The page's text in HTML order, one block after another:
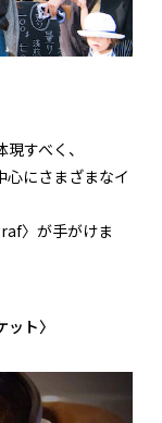
すべく、
心にさまざまなイ
〉が手がけま
ト〉